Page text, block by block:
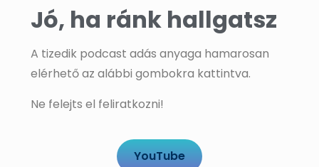
Jó, ha ránk hallgatsz
A tizedik podcast adás anyaga hamarosan
elérhető az alábbi gombokra kattintva.
Ne felejts el feliratkozni!
YouTube